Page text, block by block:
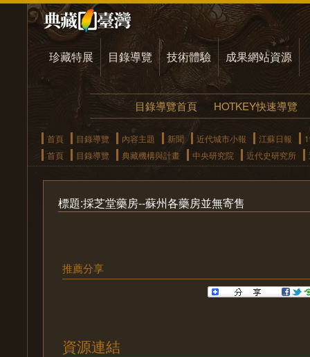
珍藏特展 目錄導覽 技術體驗 成果網站資源
目錄導覽首頁 HOTKEY快速導覽
首頁 目錄導覽 內容主題 新聞 近代城市小報 江蘇日報
首頁
目錄導覽 典藏機構與計畫 中央研究院 近代史研究所
標題:採芝堂藥房--蘇州各藥房並無寄售
推薦分享
資源連結